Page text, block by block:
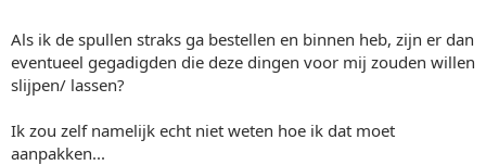
Als ik de spullen straks ga bestellen en binnen heb, zijn er dan
eventueel gegadigden die deze dingen voor mij zouden willen
slijpen/ lassen?
Ik zou zelf namelijk echt niet weten hoe ik dat moet
aanpakken...